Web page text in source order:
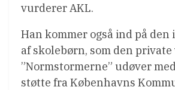
vurderer AKL.
Han kommer også ind på
af skolebørn, som den
”Normstormerne” udøver
støtte fra Københavns